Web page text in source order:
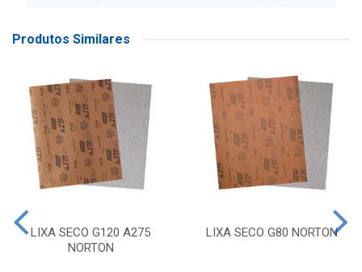
Produtos Similares
LIXA SECO G120 A275
NORTON
LIXA SECO G80 NORTON